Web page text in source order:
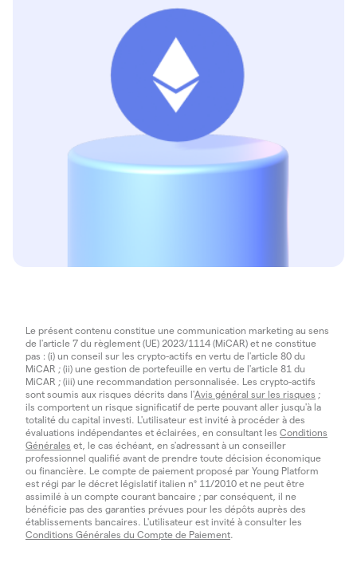
Le présent contenu constitue une communication marketing au sens
de l'article 7 du règlement (UE) 2023/1114 (MiCAR) et ne constitue
pas : (i) un conseil sur les crypto-actifs en vertu de l'article 80 du
MiCAR ; (ii) une gestion de portefeuille en vertu de l'article 81 du
MiCAR ; (iii) une recommandation personnalisée. Les crypto-actifs
sont soumis aux risques décrits dans l'Avis général sur les risques ;
ils comportent un risque significatif de perte pouvant aller jusqu'à la
totalité du capital investi. L'utilisateur est invité à procéder à des
évaluations indépendantes et éclairées, en consultant les Conditions
Générales et, le cas échéant, en s'adressant à un conseiller
professionnel qualifié avant de prendre toute décision économique
ou financière. Le compte de paiement proposé par Young Platform
est régi par le décret législatif italien n° 11/2010 et ne peut être
assimilé à un compte courant bancaire ; par conséquent, il ne
bénéficie pas des garanties prévues pour les dépôts auprès des
établissements bancaires. L'utilisateur est invité à consulter les
Conditions Générales du Compte de Paiement.